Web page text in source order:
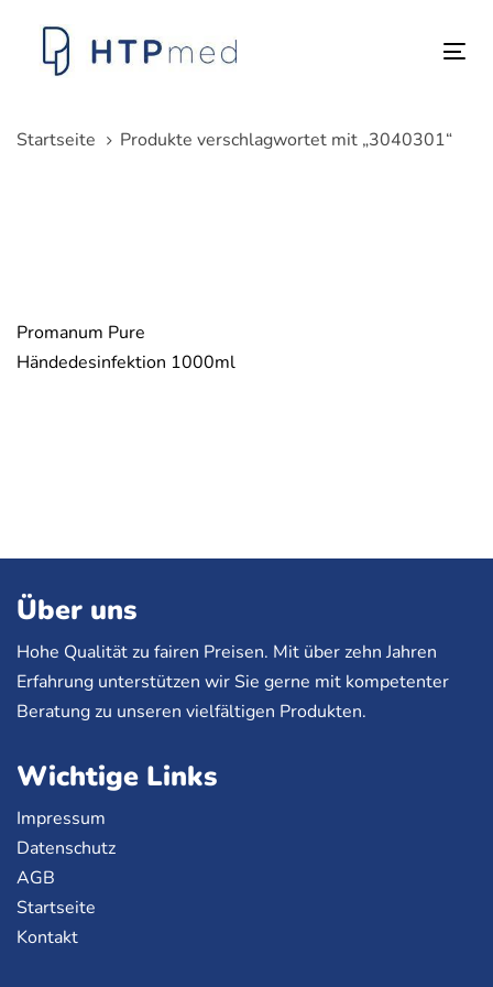
überspringen
springen
Startseite
Produkte verschlagwortet mit „3040301“
Promanum Pure
Händedesinfektion 1000ml
Über uns
Hohe Qualität zu fairen Preisen. Mit über zehn Jahren
Erfahrung unterstützen wir Sie gerne mit kompetenter
Beratung zu unseren vielfältigen Produkten.
Wichtige Links
Impressum
Datenschutz
AGB
Startseite
Kontakt